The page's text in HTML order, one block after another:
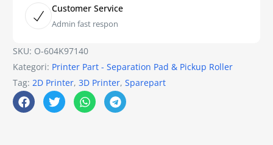
Customer Service
Admin fast respon
SKU: O-604K97140
Kategori: Printer Part - Separation Pad & Pickup Roller
Tag:2D Printer,3D Printer,Sparepart